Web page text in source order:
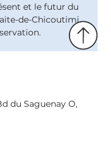
et le futur du
de-Chicoutimi.
du Saguenay O,